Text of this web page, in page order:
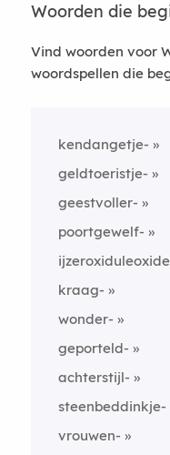
Woorden die
Vind woorden voor
woordspellen die
kendangetje-
geldtoeristje-
geestvoller-
poortgewelf-
kraag-
wonder-
geporteld-
achterstijl-
steenbeddinkje-
vrouwen-